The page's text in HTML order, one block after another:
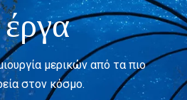
μερικών από τα πιο
στον κόσμο.